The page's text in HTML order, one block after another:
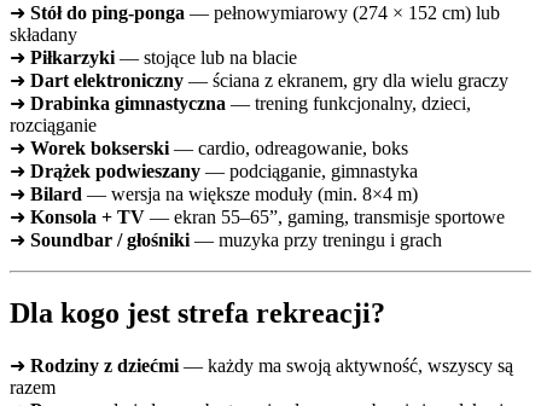
➜ Stół do ping-ponga — pełnowymiarowy (274 × 152 cm) lub
składany
➜ Piłkarzyki — stojące lub na blacie
➜ Dart elektroniczny — ściana z ekranem, gry dla wielu graczy
➜ Drabinka gimnastyczna — trening funkcjonalny, dzieci,
rozciąganie
➜ Worek bokserski — cardio, odreagowanie, boks
➜ Drążek podwieszany — podciąganie, gimnastyka
➜ Bilard — wersja na większe moduły (min. 8×4 m)
➜ Konsola + TV — ekran 55–65”, gaming, transmisje sportowe
➜ Soundbar / głośniki — muzyka przy treningu i grach
Dla kogo jest strefa rekreacji?
➜ Rodziny z dziećmi — każdy ma swoją aktywność, wszyscy są
razem